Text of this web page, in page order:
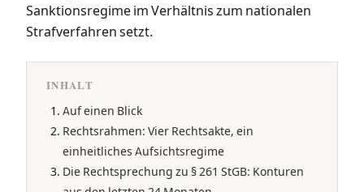
Sanktionsregime im Verhältnis zum nationalen
Strafverfahren setzt.
INHALT
Auf einen Blick
Rechtsrahmen: Vier Rechtsakte, ein
einheitliches Aufsichtsregime
Die Rechtsprechung zu § 261 StGB: Konturen